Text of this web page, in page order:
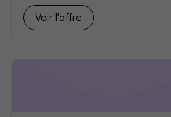
Voir l’offre